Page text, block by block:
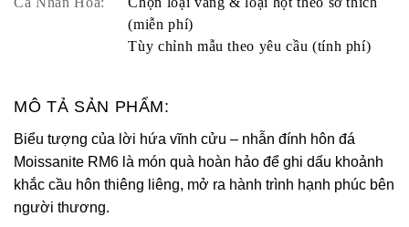
(miễn phí)
Tùy chỉnh mẫu theo yêu cầu (tính phí)
MÔ TẢ SẢN PHẨM:
Biểu tượng của lời hứa vĩnh cửu – nhẫn đính hôn đá
Moissanite RM6 là món quà hoàn hảo để ghi dấu khoảnh
khắc cầu hôn thiêng liêng, mở ra hành trình hạnh phúc bên
người thương.